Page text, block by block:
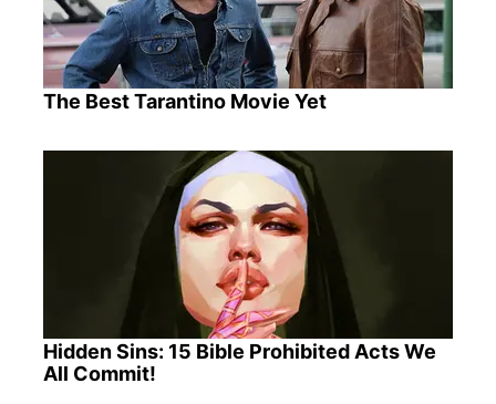
The Best Tarantino Movie Yet
Hidden Sins: 15 Bible Prohibited Acts We
All Commit!